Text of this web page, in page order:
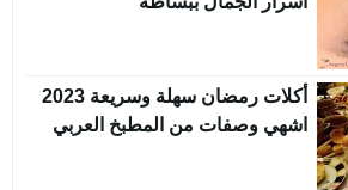
أكلات رمضان سهلة وسريعة 2023
اشهي وصفات من المطبخ العربي